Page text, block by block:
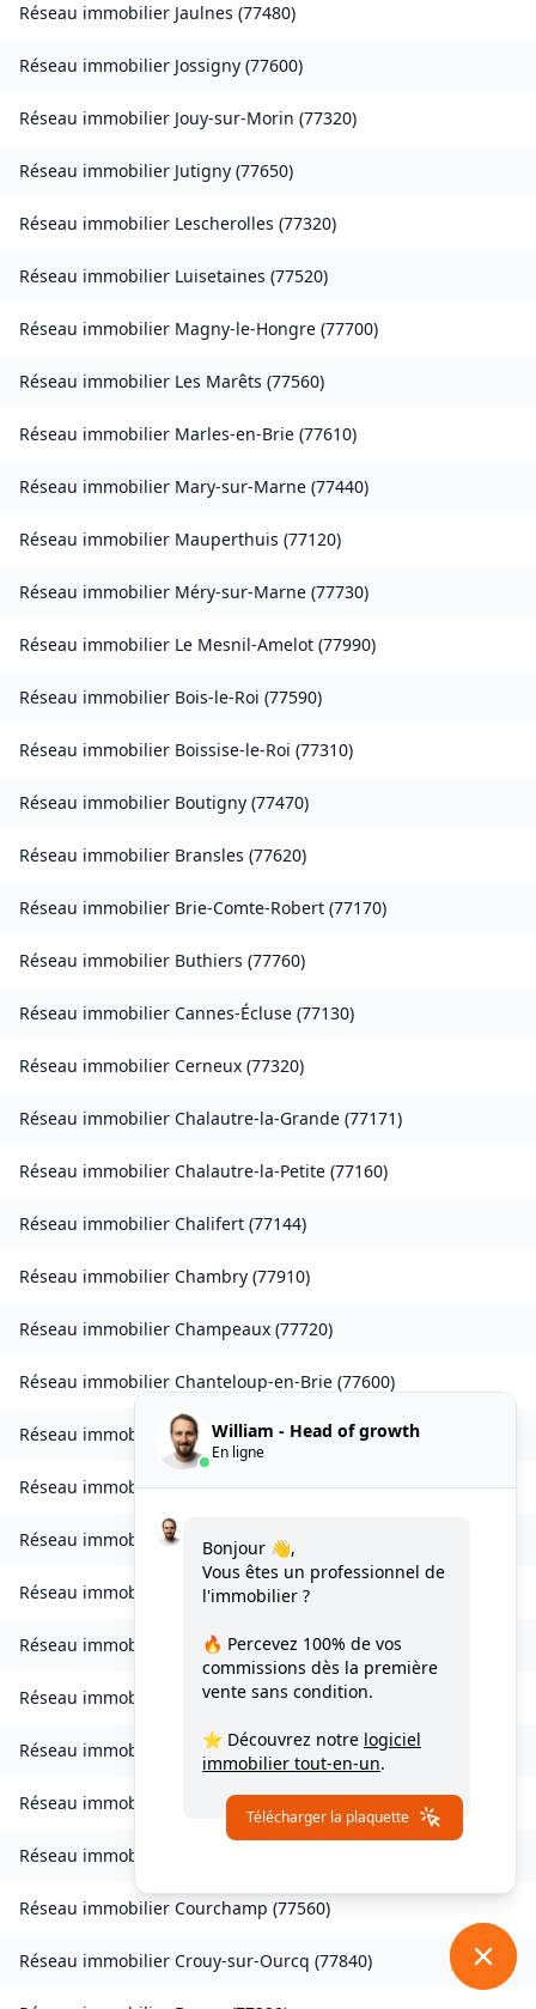
Réseau immobilier Jaulnes (77480)
Réseau immobilier Jossigny (77600)
Réseau immobilier Jouy-sur-Morin (77320)
Réseau immobilier Jutigny (77650)
Réseau immobilier Lescherolles (77320)
Réseau immobilier Luisetaines (77520)
Réseau immobilier Magny-le-Hongre (77700)
Réseau immobilier Les Marêts (77560)
Réseau immobilier Marles-en-Brie (77610)
Réseau immobilier Mary-sur-Marne (77440)
Réseau immobilier Mauperthuis (77120)
Réseau immobilier Méry-sur-Marne (77730)
Réseau immobilier Le Mesnil-Amelot (77990)
Réseau immobilier Bois-le-Roi (77590)
Réseau immobilier Boissise-le-Roi (77310)
Réseau immobilier Boutigny (77470)
Réseau immobilier Bransles (77620)
Réseau immobilier Brie-Comte-Robert (77170)
Réseau immobilier Buthiers (77760)
Réseau immobilier Cannes-Écluse (77130)
Réseau immobilier Cerneux (77320)
Réseau immobilier Chalautre-la-Grande (77171)
Réseau immobilier Chalautre-la-Petite (77160)
Réseau immobilier Chalifert (77144)
Réseau immobilier Chambry (77910)
Réseau immobilier Champeaux (77720)
Réseau immobilier Chanteloup-en-Brie (77600)
Réseau immobilierLa Chapelle-Rablais (77370)
Réseau immobilierLes Chapelles-Bourbon(77610)
Réseau immobilierCharmentray(77410
Réseau immobilier Charny(77410)
Réseau immobilier Chessy(77700)
Réseau immobilier Combs-la-Ville (77380)
Réseau immobilier Compans(77290)
Réseau immobilier Condé-Sainte-Libiaire
Réseau immobilier
Réseau immobilier Courchamp (77560)
Réseau immobilier Crouy-sur-Ourcq (77840)
William - Head of growth
En ligne
Bonjour 👋,
Vous êtes un professionnel de
l'immobilier ?
🔥 Percevez 100% de vos
commissions dès la première
vente sans condition.
⭐ Découvrez notre logiciel
immobilier tout-en-un.
Télécharger la plaquette